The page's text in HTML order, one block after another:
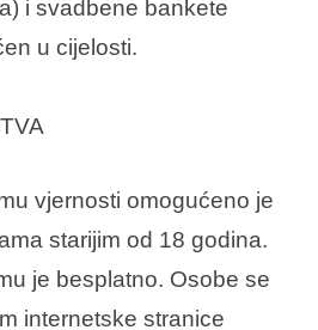
i svadbene bankete
u cijelosti.
vjernosti omogućeno je
starijim od 18 godina.
je besplatno. Osobe se
internetske stranice